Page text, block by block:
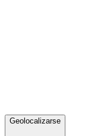
Geolocalizarse